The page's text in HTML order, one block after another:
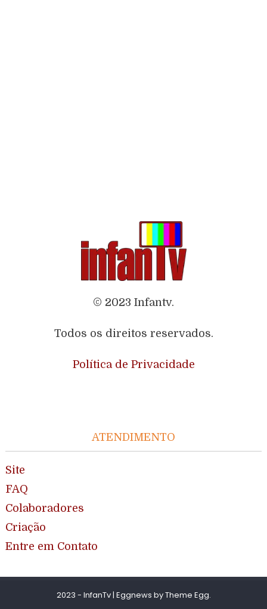
© 2023 Infantv.
Todos os direitos reservados.
Política de Privacidade
ATENDIMENTO
Site
FAQ
Colaboradores
Criação
Entre em Contato
2023 - InfanTv| Eggnews byTheme Egg.